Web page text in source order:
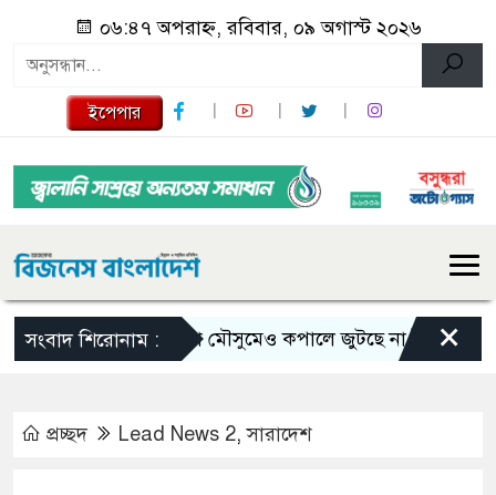
০৬:৪৭ অপরাহ্ন, রবিবার, ০৯ অগাস্ট ২০২৬
ইপেপার
সংবাদ শিরোনাম :ভরা মৌসুমেও কপালে জুটছে না ইলিশ, দাম বেশ
×
প্রচ্ছদ Lead News 2,সারাদেশ